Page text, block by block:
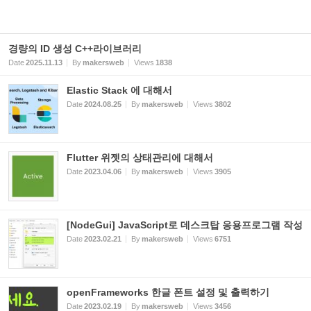
경량의 ID 생성 C++라이브러리
Date2025.11.13 Bymakersweb Views 1838
Elastic Stack 에 대해서
Date2024.08.25 Bymakersweb Views 3802
Flutter 위젯의 상태관리에 대해서
Date2023.04.06 Bymakersweb Views 3905
[NodeGui] JavaScript로 데스크탑 응용프로그램 작성
Date2023.02.21 Bymakersweb Views 6751
openFrameworks 한글 폰트 설정 및 출력하기
Date2023.02.19 Bymakersweb Views 3456